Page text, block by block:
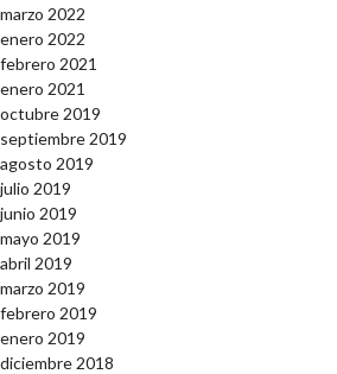
marzo 2022
enero 2022
febrero 2021
enero 2021
octubre 2019
septiembre 2019
agosto 2019
julio 2019
junio 2019
mayo 2019
abril 2019
marzo 2019
febrero 2019
enero 2019
diciembre 2018